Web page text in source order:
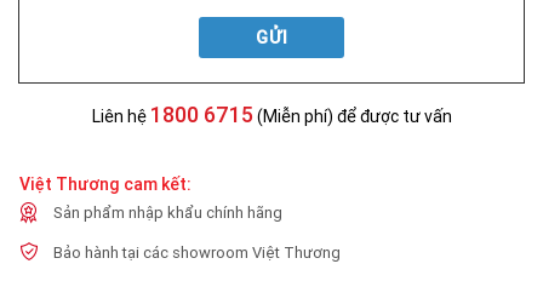
GỬI
Liên hệ 1800 6715 (Miễn phí) để được tư vấn
Việt Thương cam kết:
Sản phẩm nhập khẩu chính hãng
Bảo hành tại các showroom Việt Thương